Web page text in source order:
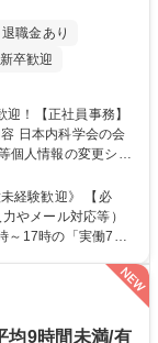
退職金あり
卒歓迎
個人情報の変更シス
、各種委員会の運
タ
ステム登録・更新
わせ対応】 ・会員
経験歓迎》 【必
やメール対応等）
のスケジュール調
均9時間未満/有